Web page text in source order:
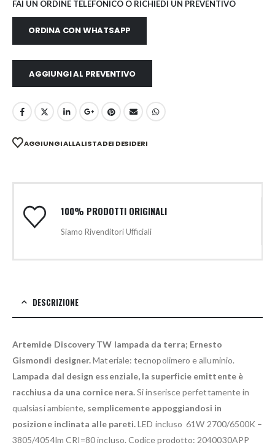
FAI UN ORDINE TELEFONICO O RICHIEDI UN PREVENTIVO
ORDINA CON WHATSAPP
AGGIUNGI AL PREVENTIVO
AGGIUNGI ALLA LISTA DEI DESIDERI
100% PRODOTTI ORIGINALI
Siamo Rivenditori Ufficiali
DESCRIZIONE
Artemide Discovery TW lampada da terra; Ernesto
Gismondi designer.Materiale: tecnopolimero e alluminio.
Lampada dal design essenziale, la superficie emittente è
racchiusa da una cornice nera.Si inserisce perfettamente in
qualsiasi ambiente, semplicemente appoggiandosi in
posizione inclinata alle pareti.LED incluso 61W 2700/6500K –
3805/4054lm CRI=80 incluso. Codice prodotto: 2040030APP